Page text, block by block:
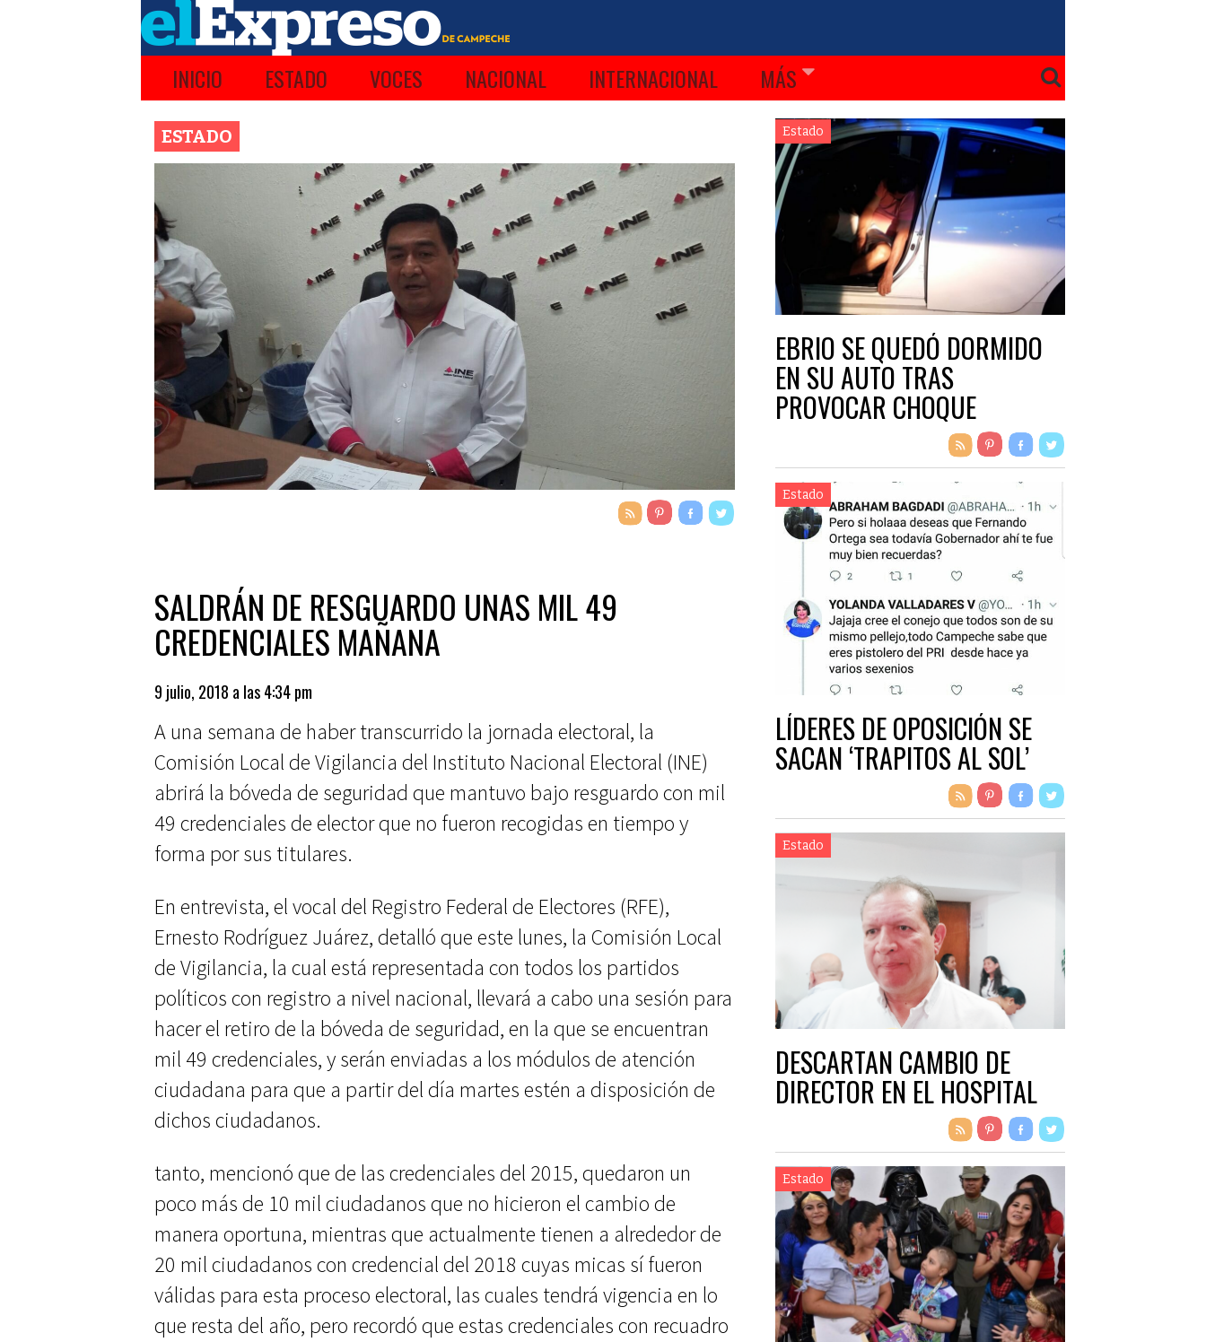
INICIO ESTADO VOCES NACIONAL INTERNACIONAL MÁS
ESTADO
SALDRÁN DE RESGUARDO UNAS MIL 49
CREDENCIALES MAÑANA
9 julio, 2018 a las 4:34 pm
A una semana de haber transcurrido la jornada electoral, la
Comisión Local de Vigilancia del Instituto Nacional Electoral (INE)
abrirá la bóveda de seguridad que mantuvo bajo resguardo con mil
49 credenciales de elector que no fueron recogidas en tiempo y
forma por sus titulares.
En entrevista, el vocal del Registro Federal de Electores (RFE),
Ernesto Rodríguez Juárez, detalló que este lunes, la Comisión Local
de Vigilancia, la cual está representada con todos los partidos
políticos con registro a nivel nacional, llevará a cabo una sesión para
hacer el retiro de la bóveda de seguridad, en la que se encuentran
mil 49 credenciales, y serán enviadas a los módulos de atención
ciudadana para que a partir del día martes estén a disposición de
dichos ciudadanos.
tanto, mencionó que de las credenciales del 2015, quedaron un
poco más de 10 mil ciudadanos que no hicieron el cambio de
manera oportuna, mientras que actualmente tienen a alrededor de
20 mil ciudadanos con credencial del 2018 cuyas micas sí fueron
válidas para esta proceso electoral, las cuales tendrá vigencia en lo
que resta del año, pero recordó que estas credenciales con recuadro
Estado
EBRIO SE QUEDÓ DORMIDO
EN SU AUTO TRAS
PROVOCAR CHOQUE
Estado
LÍDERES DE OPOSICIÓN SE
SACAN ‘TRAPITOS AL SOL’
Estado
DESCARTAN CAMBIO DE
DIRECTOR EN EL HOSPITAL
Estado